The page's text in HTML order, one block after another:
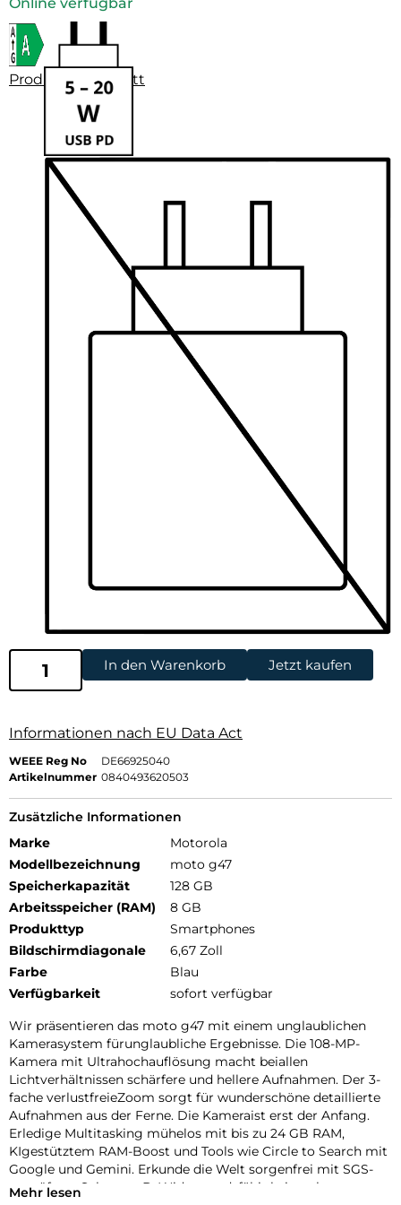
Produktdatenblatt
In den Warenkorb Jetzt kaufen
Informationen nach EU Data Act
WEEE Reg No
DE66925040
Artikelnummer 0840493620503
Zusätzliche Informationen
Marke
Motorola
Modellbezeichnung
moto g47
Speicherkapazität
128 GB
Arbeitsspeicher (RAM)
8 GB
Produkttyp
Smartphones
Bildschirmdiagonale
6,67 Zoll
Farbe
Blau
Verfügbarkeit
sofort verfügbar
Wir präsentieren das moto g47 mit einem unglaublichen
Kamerasystem fürunglaubliche Ergebnisse. Die 108-MP-
Kamera mit Ultrahochauflösung macht beiallen
Lichtverhältnissen schärfere und hellere Aufnahmen. Der 3-
fache verlustfreieZoom sorgt für wunderschöne detaillierte
Aufnahmen aus der Ferne. Die Kameraist erst der Anfang.
Erledige Multitasking mühelos mit bis zu 24 GB RAM,
KIgestütztem RAM-Boost und Tools wie Circle to Search mit
Google und Gemini. Erkunde die Welt sorgenfrei mit SGS-
geprüftem Schutz, z. B. Widerstandsfähigkeitnach
Mehr lesen